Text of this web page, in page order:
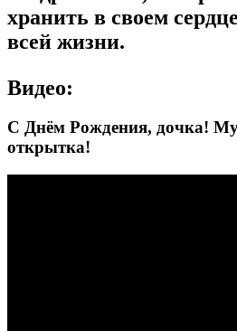
хранить в своем
всей жизни.
Видео:
С Днём Рождения, дочка!
открытка!